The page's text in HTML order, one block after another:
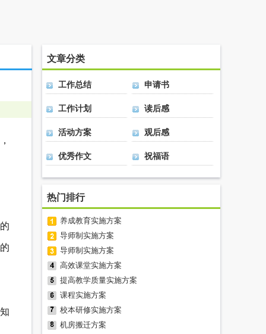
文章分类
工作总结 申请书
工作计划 读后感
活动方案 观后感
优秀作文 祝福语
热门排行
养成教育实施方案
导师制实施方案
导师制实施方案
高效课堂实施方案
提高教学质量实施方案
课程实施方案
校本研修实施方案
机房搬迁方案